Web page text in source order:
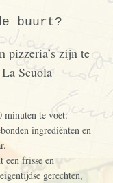
buurt?
pizzeria’s zijn te
Scuola
minuten te voet:
ingrediënten en
een frisse en
gerechten,